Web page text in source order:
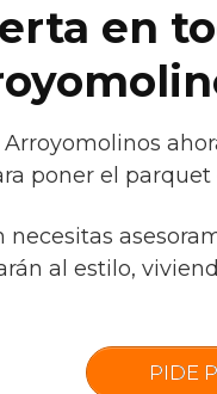
en
poner el
necesitas
al estilo,
PIDE